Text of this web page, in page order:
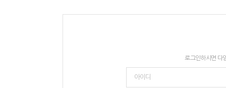
로그인하시면 다